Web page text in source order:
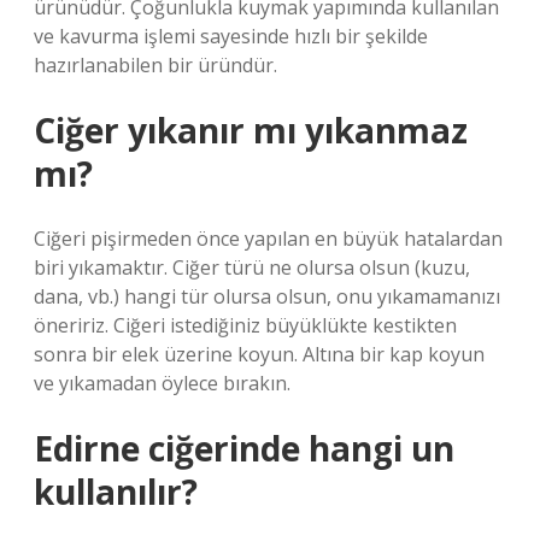
ürünüdür. Çoğunlukla kuymak yapımında kullanılan
ve kavurma işlemi sayesinde hızlı bir şekilde
hazırlanabilen bir üründür.
Ciğer yıkanır mı yıkanmaz
mı?
Ciğeri pişirmeden önce yapılan en büyük hatalardan
biri yıkamaktır. Ciğer türü ne olursa olsun (kuzu,
dana, vb.) hangi tür olursa olsun, onu yıkamamanızı
öneririz. Ciğeri istediğiniz büyüklükte kestikten
sonra bir elek üzerine koyun. Altına bir kap koyun
ve yıkamadan öylece bırakın.
Edirne ciğerinde hangi un
kullanılır?